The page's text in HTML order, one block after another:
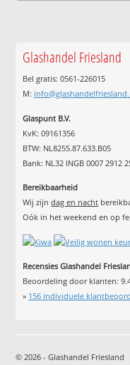
Glashandel Friesland
Bel gratis: 0561-226015
M:
Glaspunt B.V.
KvK: 09161356
BTW: NL8255.87.633.B05
Bank: NL32 INGB 0007 2912
Bereikbaarheid
Wij zijndag en nacht
Oók in het weekend en op
Recensies Glashandel
Beoordeling door klanten:
» 156 individuele
© 2026 - Glashandel Friesland